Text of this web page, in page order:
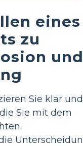
eines
zu
und
Sie klar und
Sie mit dem